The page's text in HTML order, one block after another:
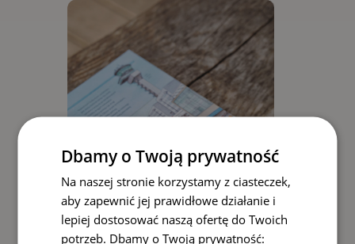
Dbamy o Twoją prywatność
Na naszej stronie korzystamy z ciasteczek,
aby zapewnić jej prawidłowe działanie i
lepiej dostosować naszą ofertę do Twoich
potrzeb. Dbamy o Twoją prywatność: